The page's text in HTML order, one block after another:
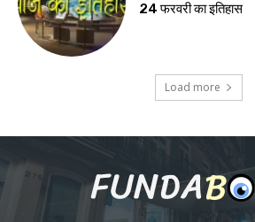
24 फरवरी का इतिहास
Load more